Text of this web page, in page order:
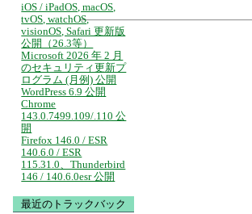
iOS / iPadOS, macOS,
tvOS, watchOS,
visionOS, Safari 更新版
公開（26.3等）
Microsoft 2026 年 2 月
のセキュリティ更新プ
ログラム (月例) 公開
WordPress 6.9 公開
Chrome
143.0.7499.109/.110 公
開
Firefox 146.0 / ESR
140.6.0 / ESR
115.31.0、Thunderbird
146 / 140.6.0esr 公開
最近のトラックバック